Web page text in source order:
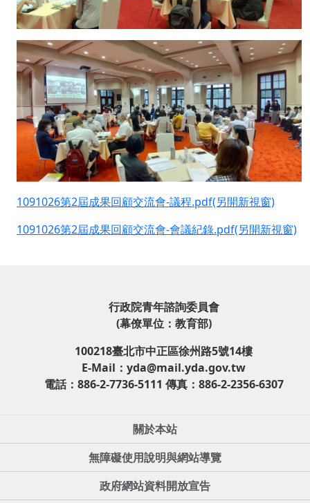
1091026第2屆成果回顧交流會-議程.pdf(另開新視窗)
1091026第2屆成果回顧交流會-會議紀錄.pdf(另開新視窗)
行政院青年諮詢委員會
(幕僚單位：教育部)
100218臺北市中正區徐州路5號14樓
E-Mail：yda@mail.yda.gov.tw
電話：886-2-7736-5111 傳真：886-2-2356-6307
關於本站
無障礙使用說明與網站導覽
政府網站資料開放宣告